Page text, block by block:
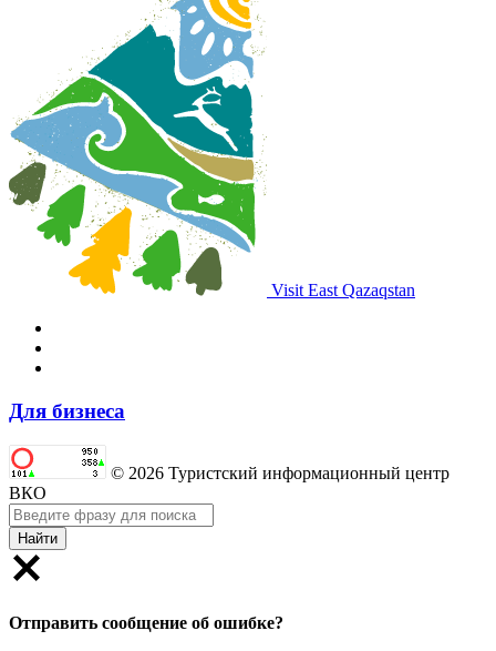
Visit East Qazaqstan
Для бизнеса
© 2026 Туристский информационный центр
ВКО
Найти
Отправить сообщение об ошибке?